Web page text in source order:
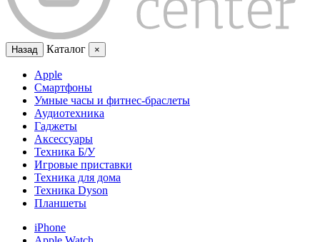
Назад Каталог ×
Apple
Смартфоны
Умные часы и фитнес-браслеты
Аудиотехника
Гаджеты
Аксессуары
Техника Б/У
Игровые приставки
Техника для дома
Техника Dyson
Планшеты
iPhone